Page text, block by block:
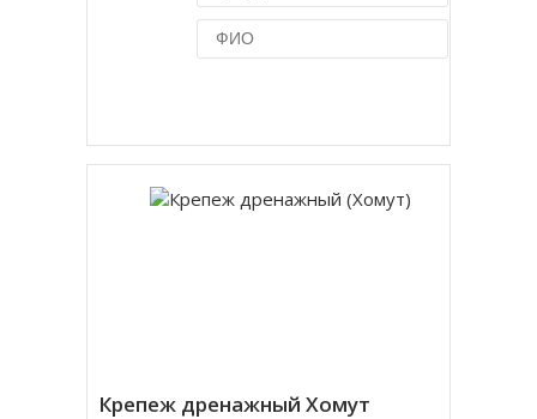
Крепеж дренажный Хомут